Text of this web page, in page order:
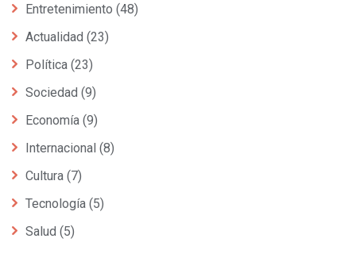
Entretenimiento (48)
Actualidad (23)
Política (23)
Sociedad (9)
Economía (9)
Internacional (8)
Cultura (7)
Tecnología (5)
Salud (5)